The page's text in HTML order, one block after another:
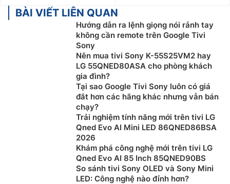
BÀI VIẾT LIÊN QUAN
Hướng dẫn ra lệnh giọng nói rảnh tay
không cần remote trên Google Tivi
Sony
Nên mua tivi Sony K-55S25VM2 hay
LG 55QNED80ASA cho phòng khách
gia đình?
Tại sao Google Tivi Sony luôn có giá
đắt hơn các hãng khác nhưng vẫn bán
chạy?
Trải nghiệm tính năng mới trên tivi LG
Qned Evo AI Mini LED 86QNED86BSA
2026
Khám phá công nghệ mới trên tivi LG
Qned Evo AI 85 Inch 85QNED90BS
So sánh tivi Sony OLED và Sony Mini
LED: Công nghệ nào đỉnh hơn?